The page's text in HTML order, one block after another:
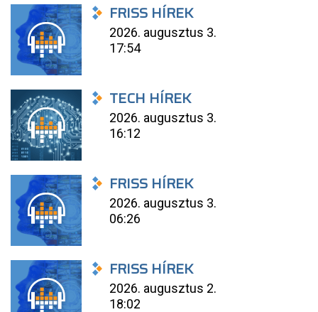
FRISS HÍREK
2026. augusztus 3.
17:54
TECH HÍREK
2026. augusztus 3.
16:12
FRISS HÍREK
2026. augusztus 3.
06:26
FRISS HÍREK
2026. augusztus 2.
18:02